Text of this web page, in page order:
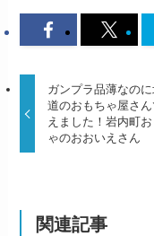
ガンプラ品薄なの
道のおもちゃ屋さん
えました！岩内町
ゃのおおいえさん
関連記事